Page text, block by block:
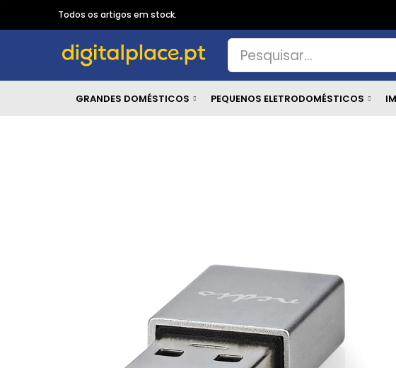
Todos os artigos em stock.
GRANDES DOMÉSTICOS PEQUENOS ELETRODOMÉSTICOS